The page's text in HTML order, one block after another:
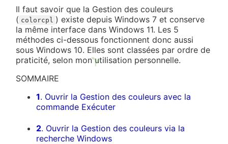
Il faut savoir que la Gestion des couleurs
( colorcpl ) existe depuis Windows 7 et conserve
la même interface dans Windows 11. Les 5
méthodes ci-dessous fonctionnent donc aussi
sous Windows 10. Elles sont classées par ordre de
praticité, selon mon utilisation personnelle.
SOMMAIRE
1. Ouvrir la Gestion des couleurs avec la
commande Exécuter
2. Ouvrir la Gestion des couleurs via la
recherche Windows